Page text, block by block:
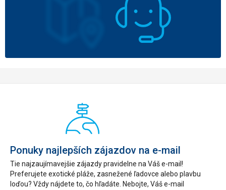
Ponuky najlepších zájazdov na e-mail
Tie najzaujímavejšie zájazdy pravidelne na Váš e-mail!
Preferujete exotické pláže, zasnežené ľadovce alebo plavbu
loďou? Vždy nájdete to, čo hľadáte. Nebojte, Váš e-mail